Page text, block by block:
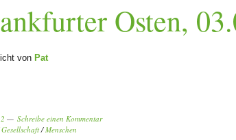
Osten,
von Pat
Schreibe einen Kommentar
Gesellschaft /Menschen